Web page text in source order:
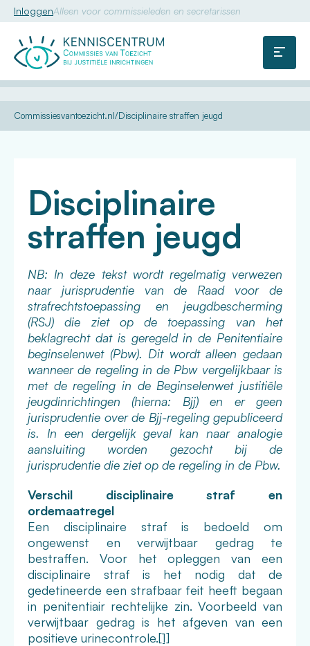
Commissie
Menu
InloggenAlleen voor commissieleden en secretarissen
U
hier:
Commissiesvantoezicht.nl
Kennis
Dossiers
Disciplinaire
Disciplinaire straffen jeugd
Disciplinaire
straffen jeugd
NB: In deze tekst wordt regelmatig verwezen
naar jurisprudentie van de Raad voor de
strafrechtstoepassing en jeugdbescherming
(RSJ) die ziet op de toepassing van het
beklagrecht dat is geregeld in de Penitentiaire
beginselenwet (Pbw). Dit wordt alleen gedaan
wanneer de regeling in de Pbw vergelijkbaar is
met de regeling in de Beginselenwet justitiële
jeugdinrichtingen (hierna: Bjj) en er geen
jurisprudentie over de Bjj-regeling gepubliceerd
is. In een dergelijk geval kan naar analogie
aansluiting worden gezocht bij de
jurisprudentie die ziet op de regeling in de Pbw.
Verschil disciplinaire straf en
ordemaatregel
Een disciplinaire straf is bedoeld om
ongewenst en verwijtbaar gedrag te
bestraffen. Voor het opleggen van een
disciplinaire straf is het nodig dat de
gedetineerde een strafbaar feit heeft begaan
in penitentiair rechtelijke zin. Voorbeeld van
verwijtbaar gedrag is het afgeven van een
positieve urinecontrole.[1]